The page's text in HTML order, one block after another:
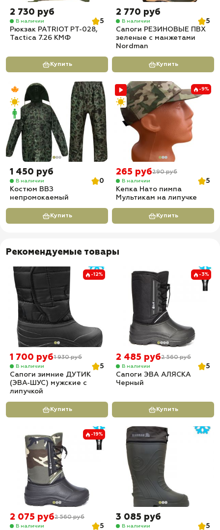
2 730 руб
В наличии
5
Рюкзак PATRIOT РТ-028,
Tactica 7.26 КМФ
Купить
2 770 руб
В наличии
5
Сапоги РЕЗИНОВЫЕ ПВХ
зеленые с манжетами
Nordman
Купить
1 450 руб
В наличии
0
Костюм ВВЗ
непромокаемый
Купить
-9%
265 руб290 руб
В наличии
5
Кепка Нато пимпа
Мультикам на липучке
Купить
Рекомендуемые товары
-12%
1 700 руб1 930 руб
В наличии
5
Сапоги зимние ДУТИК
(ЭВА-ШУС) мужские с
липучкой
Купить
-3%
2 485 руб2 560 руб
В наличии
5
Сапоги ЭВА АЛЯСКА
Черный
Купить
-19%
2 075 руб2 560 руб
В наличии
5
3 085 руб
В наличии
5